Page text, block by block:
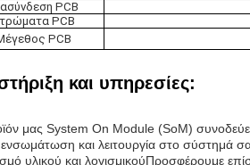
PCB
PCB
PCB
και υπηρεσίες:
μας System On Module (SoM)
και λειτουργία στο σύστημά
υλικού και λογισμικούΠροσφέρουμε